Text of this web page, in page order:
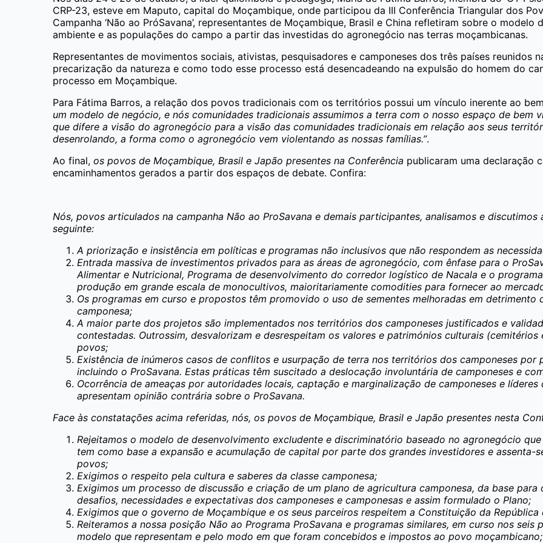
CRP-23, esteve em Maputo, capital do Moçambique, onde participou da III Conferência Triangular dos
Campanha ‘Não ao PróSavana’, representantes de Moçambique, Brasil e China refletiram sobre o
ambiente e as populações do campo a partir das investidas do agronegócio nas terras moçambicanas.
Representantes de movimentos sociais, ativistas, pesquisadores e camponeses dos três países reunidos
precarização da natureza e como todo esse processo está desencadeando na expulsão do homem do
processo em Moçambique.
Para Fátima Barros, a relação dos povos tradicionais com os territórios possui um vínculo inerente ao
um modelo de negócio, e nós comunidades tradicionais assumimos a terra com o nosso espaço de bem
que difere a visão do agronegócio para a visão das comunidades tradicionais em relação aos seus
desenrolando, a forma como o agronegócio vem violentando as nossas famílias.”.
Ao final, os povos de Moçambique, Brasil e Japão presentes na Conferência publicaram uma declaração
encaminhamentos gerados a partir dos espaços de debate. Confira:
Nós, povos articulados na campanha Não ao ProSavana e demais participantes, analisamos e
seguinte:
A priorização e insistência em políticas e programas não inclusivos que não respondem as
Entrada massiva de investimentos privados para as áreas de agronegócio, com ênfase para o
Alimentar e Nutricional, Programa de desenvolvimento do corredor logístico de Nacala e o
produção em grande escala de monocultivos, maioritariamente comodities para fornecer ao
Os programas em curso e propostos têm promovido o uso de sementes melhoradas em detrimento
camponesa;
A maior parte dos projetos são implementados nos territórios dos camponeses justificados e
contestadas. Outrossim, desvalorizam e desrespeitam os valores e patrimónios culturais
povos;
Existência de inúmeros casos de conflitos e usurpação de terra nos territórios dos camponeses
incluindo o ProSavana. Estas práticas têm suscitado a deslocação involuntária de camponeses e
Ocorrência de ameaças por autoridades locais, captação e marginalização de camponeses e
apresentam opinião contrária sobre o ProSavana.
Face às constatações acima referidas, nós, os povos de Moçambique, Brasil e Japão presentes nesta
Rejeitamos o modelo de desenvolvimento excludente e discriminatório baseado no agronegócio
tem como base a expansão e acumulação de capital por parte dos grandes investidores e
povos;
Exigimos o respeito pela cultura e saberes da classe camponesa;
Exigimos um processo de discussão e criação de um plano de agricultura camponesa, da base
desafios, necessidades e expectativas dos camponeses e camponesas e assim formulado o Plano;
Exigimos que o governo de Moçambique e os seus parceiros respeitem a Constituição da
Reiteramos a nossa posição Não ao Programa ProSavana e programas similares, em curso nos
modelo que representam e pelo modo em que foram concebidos e impostos ao povo moçambicano;